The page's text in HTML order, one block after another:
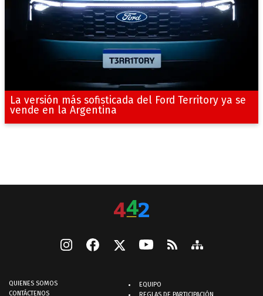
La versión más sofisticada del Ford Territory ya se
vende en la Argentina
QUIENES SOMOS
CONTÁCTENOS
EQUIPO
REGLAS DE PARTICIPACIÓN